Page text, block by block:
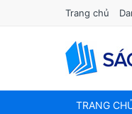
Trang chủ
TRANG